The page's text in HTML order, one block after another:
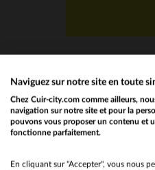
Naviguez sur notre site en toute
Chez Cuir-city.com comme ailleurs,
navigation sur notre site et pour la
pouvons vous proposer un contenu et
fonctionne parfaitement.
En cliquant sur "Accepter", vous nous